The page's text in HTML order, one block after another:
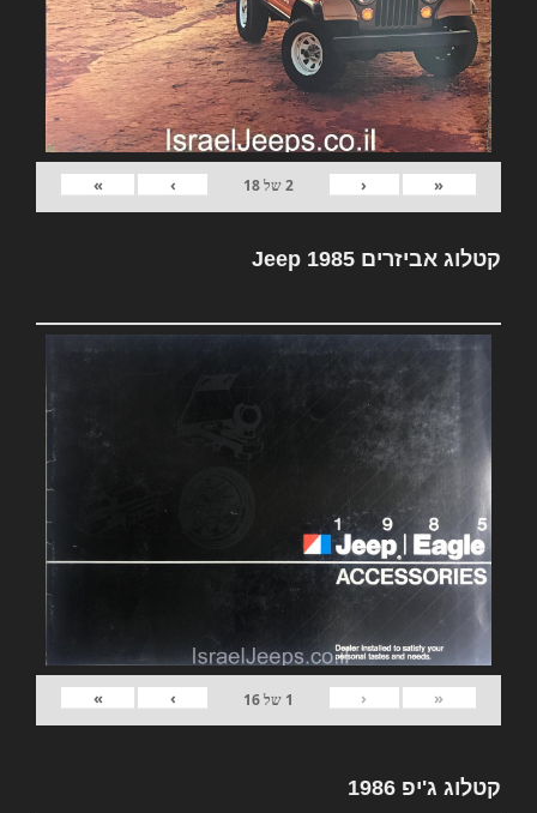
«
‹
2של18
›
»
קטלוג אביזרים Jeep 1985
«
‹
1 של16
›
»
קטלוג ג'יפ 1986